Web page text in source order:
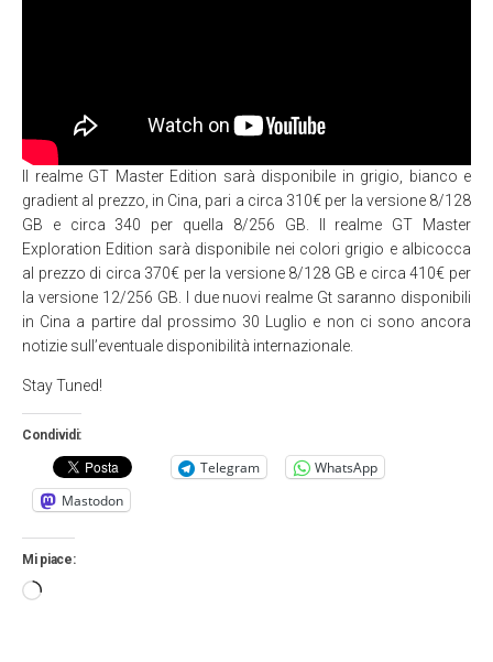
Il realme GT Master Edition sarà disponibile in grigio, bianco e
gradient al prezzo, in Cina, pari a circa 310€ per la versione 8/128
GB e circa 340 per quella 8/256 GB. Il realme GT Master
Exploration Edition sarà disponibile nei colori grigio e albicocca
al prezzo di circa 370€ per la versione 8/128 GB e circa 410€ per
la versione 12/256 GB. I due nuovi realme Gt saranno disponibili
in Cina a partire dal prossimo 30 Luglio e non ci sono ancora
notizie sull’eventuale disponibilità internazionale.
Stay Tuned!
Condividi:
Telegram
WhatsApp
Mastodon
Mi piace:
Caricamento